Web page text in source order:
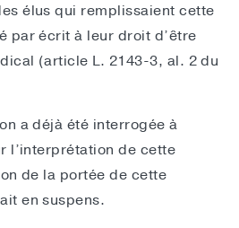
élus qui remplissaient cette
par écrit à leur droit d’être
(article L. 2143-3, al. 2 du
a déjà été interrogée à
l’interprétation de cette
de la portée de cette
en suspens.